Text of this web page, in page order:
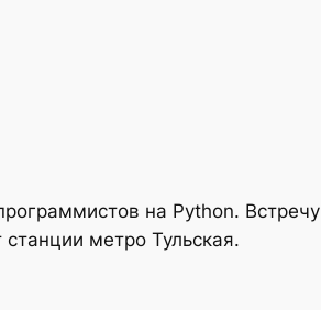
на Python. Встречу
метро Тульская.